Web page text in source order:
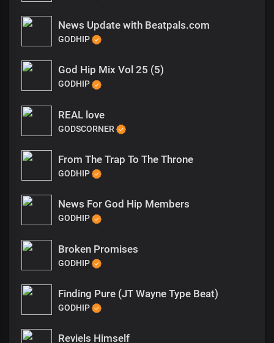
News Update with Beatpals.com
GODHIP
God Hip Mix Vol 25 (5)
GODHIP
REAL love
GODSCORNER
From The Trap To The Throne
GODHIP
News For God Hip Members
GODHIP
Broken Promises
GODHIP
Finding Pure (JT Wayne Type Beat)
GODHIP
Reviels Himself